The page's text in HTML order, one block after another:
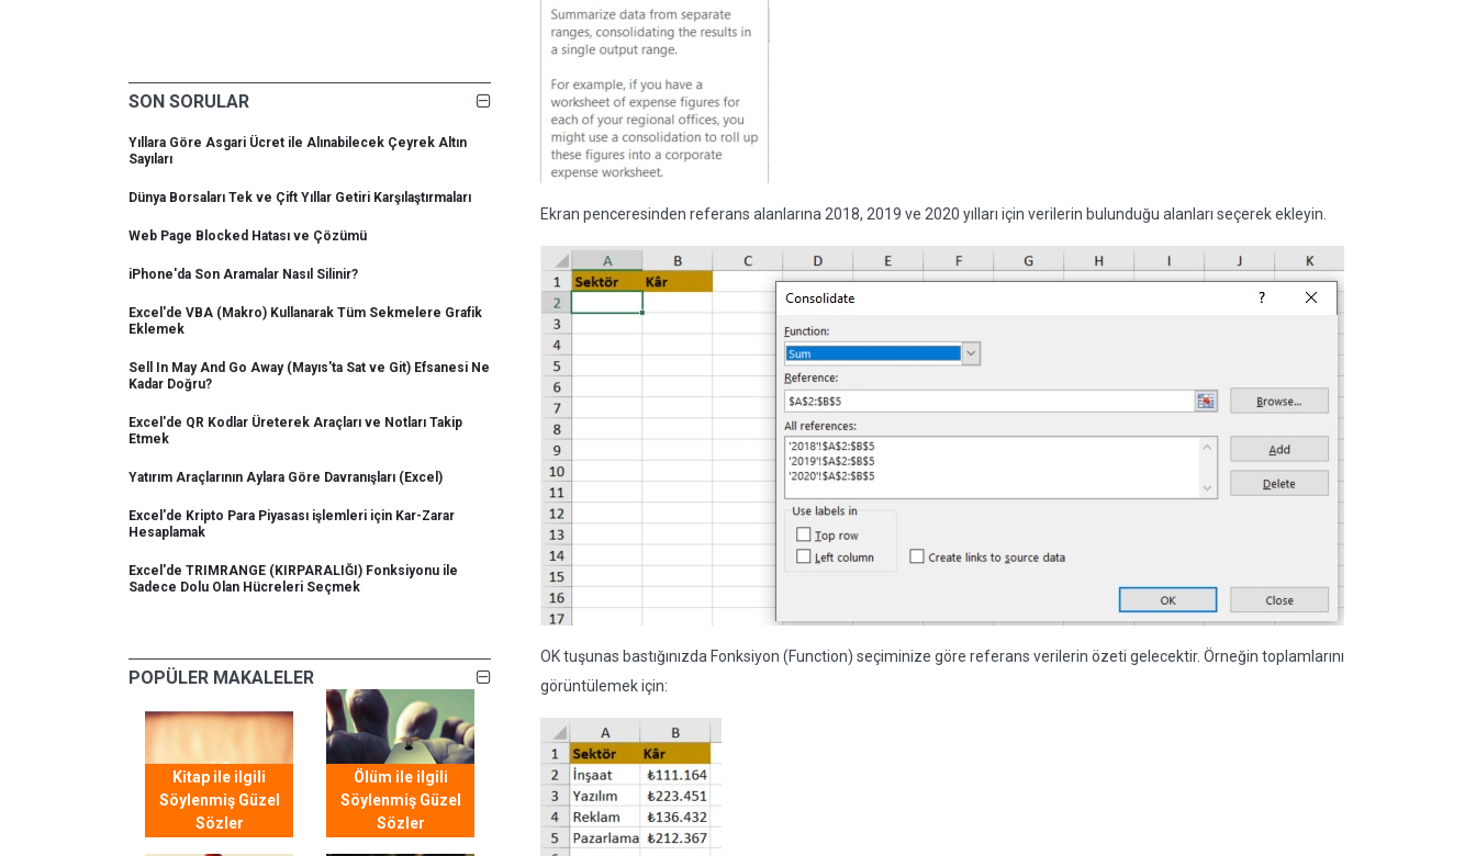
SON SORULAR
Yıllara Göre Asgari Ücret ile Alınabilecek Çeyrek Altın
Sayıları
Dünya Borsaları Tek ve Çift Yıllar Getiri Karşılaştırmaları
Web Page Blocked Hatası ve Çözümü
iPhone'da Son Aramalar Nasıl Silinir?
Excel'de VBA (Makro) Kullanarak Tüm Sekmelere Grafik
Eklemek
Sell In May And Go Away (Mayıs'ta Sat ve Git) Efsanesi Ne
Kadar Doğru?
Excel'de QR Kodlar Üreterek Araçları ve Notları Takip
Etmek
Yatırım Araçlarının Aylara Göre Davranışları (Excel)
Excel'de Kripto Para Piyasası işlemleri için Kar-Zarar
Hesaplamak
Excel'de TRIMRANGE (KIRPARALIĞI) Fonksiyonu ile
Sadece Dolu Olan Hücreleri Seçmek
POPÜLER MAKALELER
Kitap ile ilgili
Söylenmiş Güzel
Sözler
Ölüm ile ilgili
Söylenmiş Güzel
Sözler
Ekran penceresinden referans alanlarına 2018, 2019 ve 2020 yılları için verilerin bulunduğu alanları seçerek ekleyin.
OK tuşunas bastığınızda Fonksiyon (Function) seçiminize göre referans verilerin özeti gelecektir. Örneğin toplamlarını
görüntülemek için: